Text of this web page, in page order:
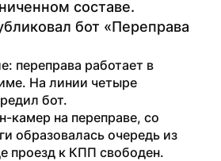
составе.
бот «Переправа
переправа работает в
На линии четыре
бот.
камер на переправе, со
образовалась очередь из
проезд к КПП свободен.